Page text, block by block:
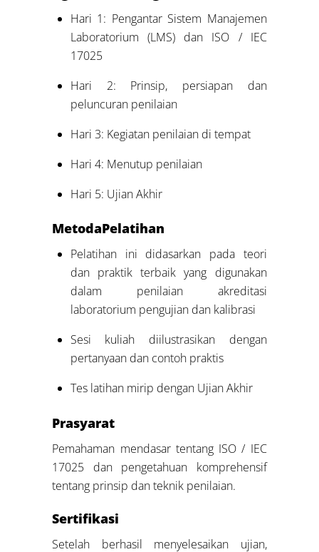
Hari 1: Pengantar Sistem Manajemen
Laboratorium (LMS) dan ISO / IEC
17025
Hari 2: Prinsip, persiapan dan
peluncuran penilaian
Hari 3: Kegiatan penilaian di tempat
Hari 4: Menutup penilaian
Hari 5: Ujian Akhir
MetodaPelatihan
Pelatihan ini didasarkan pada teori
dan praktik terbaik yang digunakan
dalam penilaian akreditasi
laboratorium pengujian dan kalibrasi
Sesi kuliah diilustrasikan dengan
pertanyaan dan contoh praktis
Tes latihan mirip dengan Ujian Akhir
Prasyarat
Pemahaman mendasar tentang ISO / IEC
17025 dan pengetahuan komprehensif
tentang prinsip dan teknik penilaian.
Sertifikasi
Setelah berhasil menyelesaikan ujian,